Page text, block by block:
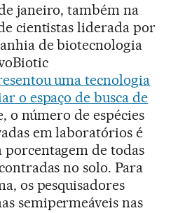
janeiro, também na
cientistas liderada por
de biotecnologia
uma tecnologia
o espaço de busca de
o número de espécies
em laboratórios é
porcentagem de todas
no solo. Para
os pesquisadores
semipermeáveis nas